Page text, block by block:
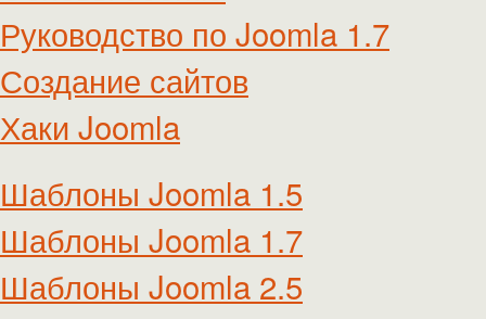
Руководство по Joomla 1.7
Создание сайтов
Хаки Joomla
Шаблоны Joomla 1.5
Шаблоны Joomla 1.7
Шаблоны Joomla 2.5